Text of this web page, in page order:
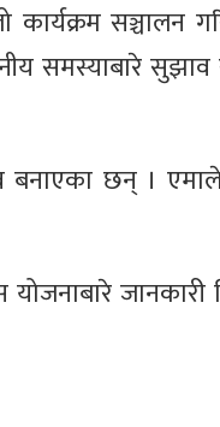
कार्यक्रम सञ्चालन
समस्याबारे
बनाएका छन् ।
जानकारी